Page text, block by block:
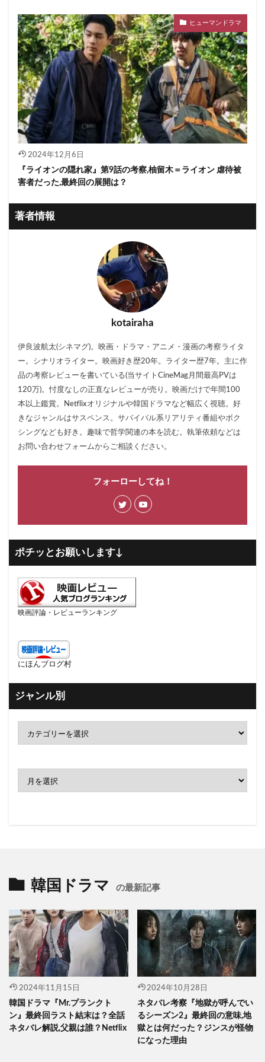
ヒューマンドラマ
2024年12月6日
『ライオンの隠れ家』第9話の考察,柚留木＝ライオン 虐待被
害者だった,最終回の展開は？
著者情報
kotairaha
伊良波航太(シネマグ)。映画・ドラマ・アニメ・漫画の考察ライタ
ー。シナリオライター。映画好き歴20年。ライター歴7年。主に作
品の考察レビューを書いている(当サイトCineMag月間最高PVは
120万)。忖度なしの正直なレビューが売り。映画だけで年間100
本以上鑑賞。Netflixオリジナルや韓国ドラマなど幅広く視聴。好
きなジャンルはサスペンス。サバイバル系リアリティ番組やボク
シングなども好き。趣味で哲学関連の本を読む。執筆依頼などは
お問い合わせフォームからご相談ください。
フォーローしてね！
ポチッとお願いします↓
映画評論・レビューランキング
にほんブログ村
ジャンル別
韓国ドラマ の最新記事
2024年11月15日
韓国ドラマ『Mr.プランクト
ン』最終回ラスト結末は？全話
ネタバレ解説,父親は誰？Netflix
2024年10月28日
ネタバレ考察『地獄が呼んでい
るシーズン2』最終回の意味,地
獄とは何だった？ジンスが怪物
になった理由